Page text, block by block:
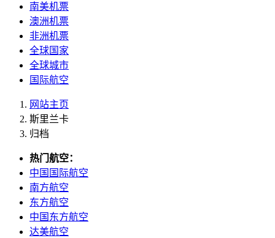
南美机票
澳洲机票
非洲机票
全球国家
全球城市
国际航空
网站主页
斯里兰卡
归档
热门航空：
中国国际航空
南方航空
东方航空
中国东方航空
达美航空